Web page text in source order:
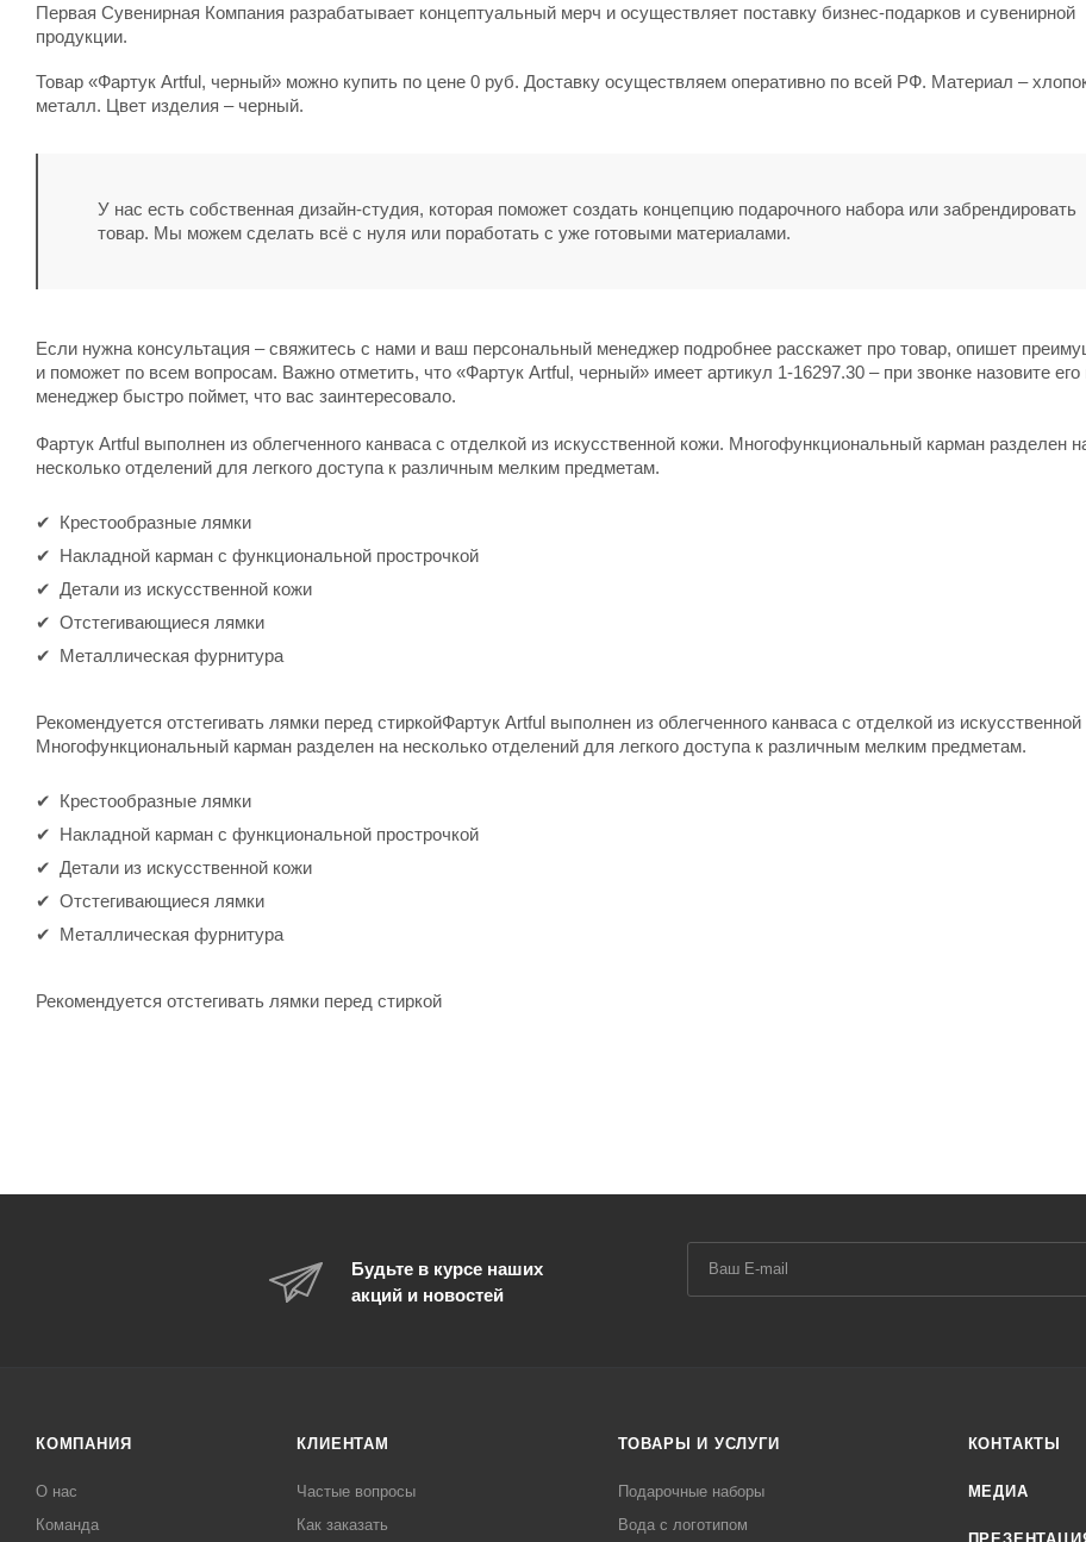
Первая Сувенирная Компания разрабатывает концептуальный мерч и осуществляет поставку бизнес-подарков и сувенирной
продукции.
Товар «Фартук Artful, черный» можно купить по цене 0 руб. Доставку осуществляем оперативно по всей РФ. Материал –
металл. Цвет изделия – черный.
У нас есть собственная дизайн-студия, которая поможет создать концепцию подарочного набора или забрендировать
товар. Мы можем сделать всё с нуля или поработать с уже готовыми материалами.
Если нужна консультация – свяжитесь с нами и ваш персональный менеджер подробнее расскажет про товар, опишет
и поможет по всем вопросам. Важно отметить, что «Фартук Artful, черный» имеет артикул 1-16297.30 – при звонке назовите его
менеджер быстро поймет, что вас заинтересовало.
Фартук Artful выполнен из облегченного канваса с отделкой из искусственной кожи. Многофункциональный карман разделен
несколько отделений для легкого доступа к различным мелким предметам.
Крестообразные лямки
Накладной карман с функциональной прострочкой
Детали из искусственной кожи
Отстегивающиеся лямки
Металлическая фурнитура
Рекомендуется отстегивать лямки перед стиркойФартук Artful выполнен из облегченного канваса с отделкой из искусственной
Многофункциональный карман разделен на несколько отделений для легкого доступа к различным мелким предметам.
Крестообразные лямки
Накладной карман с функциональной прострочкой
Детали из искусственной кожи
Отстегивающиеся лямки
Металлическая фурнитура
Рекомендуется отстегивать лямки перед стиркой
Будьте в курсе наших
акций и новостей
КОМПАНИЯ
О нас
Команда
КЛИЕНТАМ
Частые вопросы
Как заказать
ТОВАРЫ И УСЛУГИ
Подарочные наборы
Вода с логотипом
КОНТАКТЫ
МЕДИА